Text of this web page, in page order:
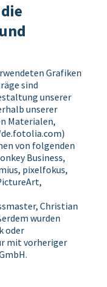
Grafiken
sind
unserer
unserer
Materialen,
)
von folgenden
Business,
pixelfokus,
Christian
wurden
oder
mit vorheriger